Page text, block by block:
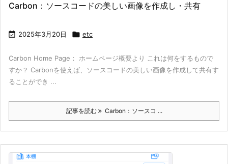
Carbon：ソースコードの美しい画像を作成し・共有
 2025年3月20日  etc
Carbon Home Page： ホームページ概要より これは何をするもので
すか？ Carbonを使えば、ソースコードの美しい画像を作成して共有す
ることができ ...
記事を読む Carbon：ソースコ ...